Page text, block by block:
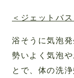
＜ジェットバス
浴そうに気泡
勢いよく気泡
とで、体の洗